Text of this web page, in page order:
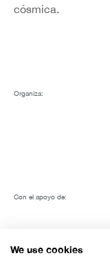
cósmica.
Organiza:
Con el apoyo de:
We use cookies